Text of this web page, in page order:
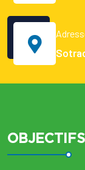
OBJECTIFS